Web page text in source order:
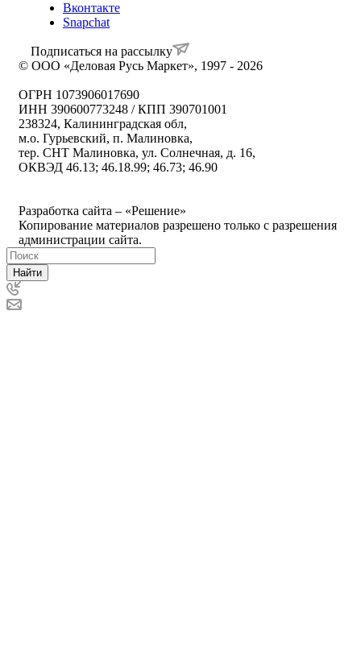
Вконтакте
Snapchat
Подписаться на рассылку
© ООО «Деловая Русь Маркет», 1997 - 2026
ОГРН 1073906017690
ИНН 390600773248 / КПП 390701001
238324, Калининградская обл,
м.о. Гурьевский, п. Малиновка,
тер. СНТ Малиновка, ул. Солнечная, д. 16,
ОКВЭД 46.13; 46.18.99; 46.73; 46.90
Разработка сайта – «Решение»
Копирование материалов разрешено только с разрешения
администрации сайта.
Найти